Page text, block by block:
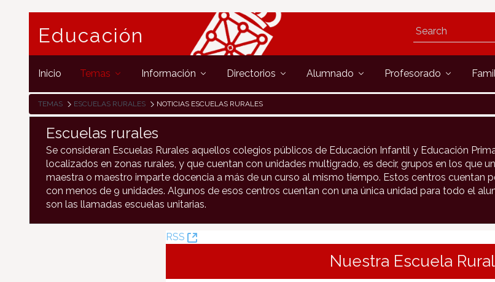
Educación
Inicio Temas Información Directorios Alumnado Profesorado
TEMAS ESCUELAS RURALES NOTICIAS ESCUELAS RURALES
Escuelas rurales
Se consideran Escuelas Rurales aquellos colegios públicos de Educación Infantil y Educación
localizados en zonas rurales, y que cuentan con unidades multigrado, es decir, grupos en los que
maestra o maestro imparte docencia a más de un curso al mismo tiempo. Estos centros cuentan
con menos de 9 unidades. Algunos de esos centros cuentan con una única unidad para todo el
son las llamadas escuelas unitarias.
RSS
(Opens
Nuestra Escuela Rural